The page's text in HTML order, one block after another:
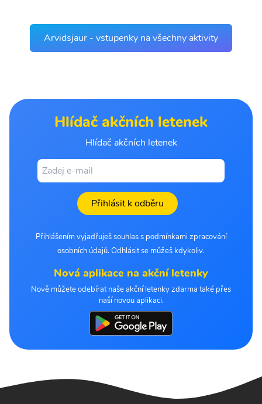
Arvidsjaur - vstupenky na všechny aktivity
Hlídač akčních letenek
Hlídač akčních letenek
Přihlásit k odběru
Přihlášením vyjadřuješ souhlas s podmínkami zpracování
osobních údajů. Odhlásit se můžeš kdykoliv.
Nová aplikace na akční letenky
Nově můžete odebírat naše akční letenky zdarma také přes
naší novou aplikaci.